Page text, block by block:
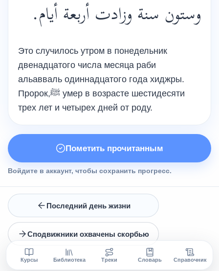
Курсы Библиотека Треки Словарь Справочник
وستون سنة وزادت أربعة أيام.
Это случилось утром в понедельник
двенадцатого числа месяца раби
альавваль одиннадцатого года хиджры.
Пророк,ﷺ умер в возрасте шестидесяти
трех лет и четырех дней от роду.
Пометить прочитанным
Войдите в аккаунт, чтобы сохранить прогресс.
Последний день жизни
Сподвижники охвачены скорбью